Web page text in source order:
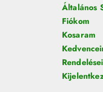
Általános
Fiókom
Kosaram